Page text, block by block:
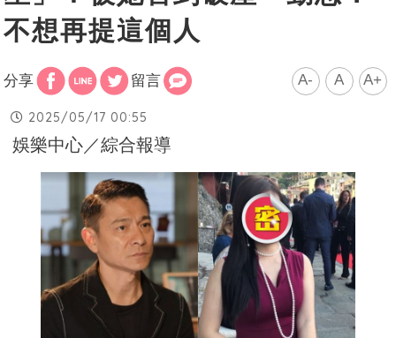
不想再提這個人
分享 留言 A- A A+
2025/05/17 00:55
娛樂中心／綜合報導